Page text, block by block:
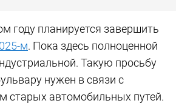
году планируется завершить
м. Пока здесь полноценной
Такую просьбу
нужен в связи с
старых автомобильных путей.